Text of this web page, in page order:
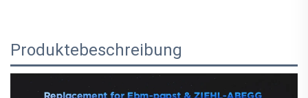
Produktebeschreibung